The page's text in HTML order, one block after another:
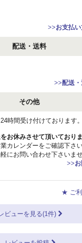
>>お支払
配送・送料
>>配送
その他
時間受け付けております。
お休みさせて頂いておりま
カレンダーをご確認下さい
にお問い合わせ下さいませ
>>
★ ご利
ビューを見る(1件)